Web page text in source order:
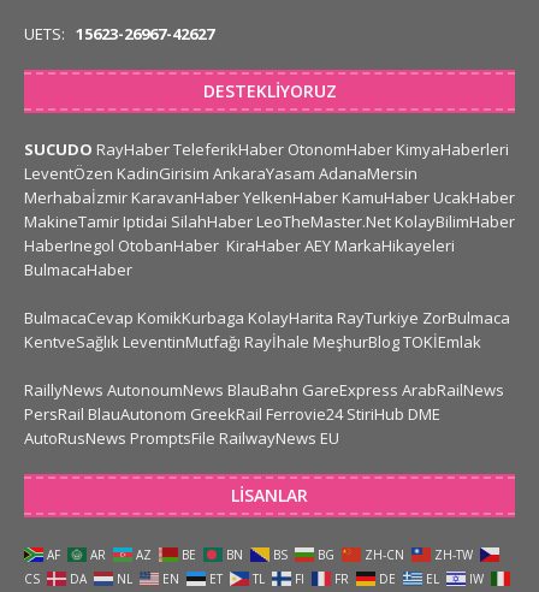
UETS: 15623-26967-42627
DESTEKLIYORUZ
SUCUDO RayHaberTeleferikHaber OtonomHaber KimyaHaberleri
LeventÖzen KadinGirisim AnkaraYasam AdanaMersin
Merhabaİzmir KaravanHaberYelkenHaber KamuHaber UcakHaber
MakineTamir Iptidai SilahHaber LeoTheMaster.Net KolayBilimHaber
HaberInegol OtobanHaber KiraHaberAEY MarkaHikayeleri
BulmacaHaber
BulmacaCevap KomikKurbaga KolayHarita RayTurkiye ZorBulmaca
KentveSağlık LeventinMutfağı Rayİhale MeşhurBlogTOKİEmlak
RaillyNews AutonoumNews BlauBahn GareExpress ArabRailNews
PersRail BlauAutonom GreekRail Ferrovie24 StiriHub DME
AutoRusNews PromptsFile RailwayNews EU
LISANLAR
AF AR AZ BE BN BS BG ZH-CN
ZH-TW
CS
DA NL EN ET TL FI FR DE EL
IW